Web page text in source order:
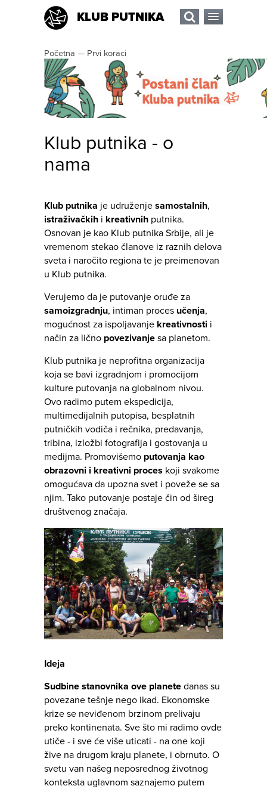
KLUB PUTNIKA
Početna — Prvi koraci
Klub putnika - o
nama
Klub putnika je udruženje samostalnih,
istraživačkih i kreativnih putnika.
Osnovan je kao Klub putnika Srbije, ali je
vremenom stekao članove iz raznih delova
sveta i naročito regiona te je preimenovan
u Klub putnika.
Verujemo da je putovanje oruđe za
samoizgradnju, intiman proces učenja,
mogućnost za ispoljavanje kreativnosti i
način za lično povezivanje sa planetom.
Klub putnika je neprofitna organizacija
koja se bavi izgradnjom i promocijom
kulture putovanja na globalnom nivou.
Ovo radimo putem ekspedicija,
multimedijalnih putopisa, besplatnih
putničkih vodiča i rečnika, predavanja,
tribina, izložbi fotografija i gostovanja u
medijma. Promovišemo putovanja kao
obrazovni i kreativni proces koji svakome
omogućava da upozna svet i poveže se sa
njim. Tako putovanje postaje čin od šireg
društvenog značaja.
Ideja
Sudbine stanovnika ove planete danas su
povezane tešnje nego ikad. Ekonomske
krize se neviđenom brzinom prelivaju
preko kontinenata. Sve što mi radimo ovde
utiče - i sve će više uticati - na one koji
žive na drugom kraju planete, i obrnuto. O
svetu van našeg neposrednog životnog
konteksta uglavnom saznajemo putem